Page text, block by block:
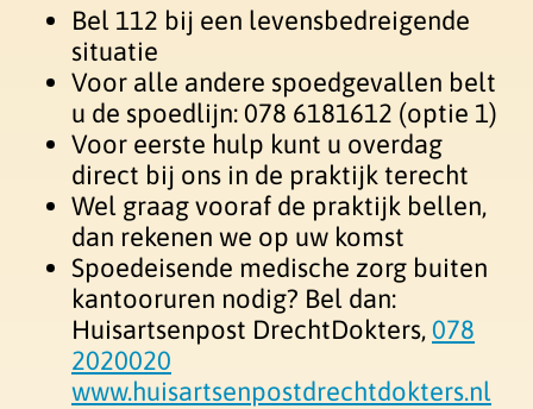
Bel 112 bij een levensbedreigende
situatie
Voor alle andere spoedgevallen belt
u de spoedlijn: 078 6181612 (optie 1)
Voor eerste hulp kunt u overdag
direct bij ons in de praktijk terecht
Wel graag vooraf de praktijk bellen,
dan rekenen we op uw komst
Spoedeisende medische zorg buiten
kantooruren nodig? Bel dan:
Huisartsenpost DrechtDokters,078
2020020
www.huisartsenpostdrechtdokters.nl